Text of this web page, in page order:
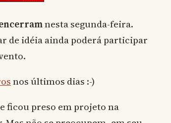
nesta segunda-feira.
de idéia ainda poderá participar
nos últimos dias :-)
ficou preso em projeto na